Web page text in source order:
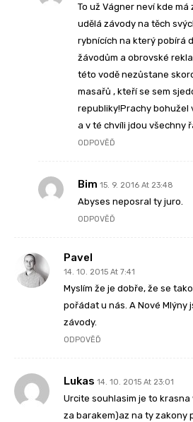
To už Vágner neví kde
udělá závody na těch
rybnících na který pobírá
žávodům a obrovské
této vodě nezůstane
masařů , kteří se sem
republiky!Prachy bohužel
a v té chvíli jdou všechny
ODPOVĚĎ
Bim 15. 9. 2016 At 23:48
Abyses neposral ty juro.
ODPOVĚĎ
Pavel
14. 10. 2015 At 7:41
Myslím že je dobře, že se
pořádat u nás. A Nové Mlýny
závody.
ODPOVĚĎ
Lukas 14. 10. 2015 At 23:01
Urcite souhlasim je to krasna
za barakem)az na ty zakony